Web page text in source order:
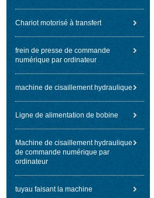
Chariot motorisé à transfert
frein de presse de commande
numérique par ordinateur
machine de cisaillement hydraulique
Ligne de alimentation de bobine
Machine de cisaillement hydraulique
de commande numérique par
ordinateur
tuyau faisant la machine